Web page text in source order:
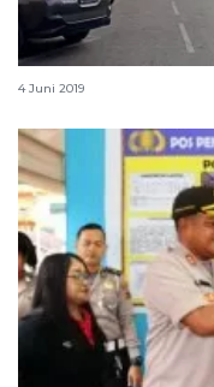
Kota Jayapura
4 Juni 2019